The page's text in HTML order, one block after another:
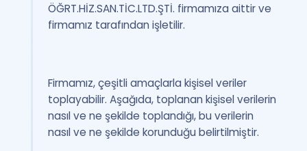
Rehberlik Aracı
Kampanyalar
Blog
İngilizce Gramer
ÖĞRT.HİZ.SAN.TİC.LTD.ŞTİ. firmamıza aittir ve
firmamız tarafından işletilir.
Firmamız, çeşitli amaçlarla kişisel veriler
toplayabilir. Aşağıda, toplanan kişisel verilerin
nasıl ve ne şekilde toplandığı, bu verilerin
nasıl ve ne şekilde korunduğu belirtilmiştir.